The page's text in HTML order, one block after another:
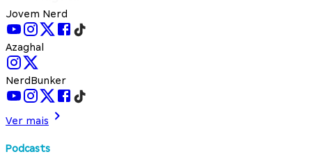
Jovem Nerd
Azaghal
NerdBunker
Ver mais
Podcasts